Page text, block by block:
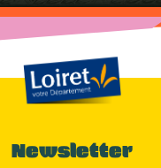
Newsletter